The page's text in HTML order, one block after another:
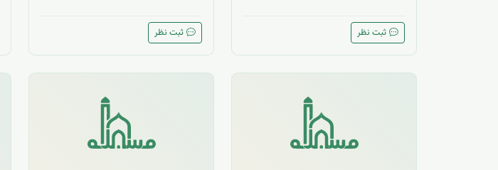
ثبت نظر ثبت نظر